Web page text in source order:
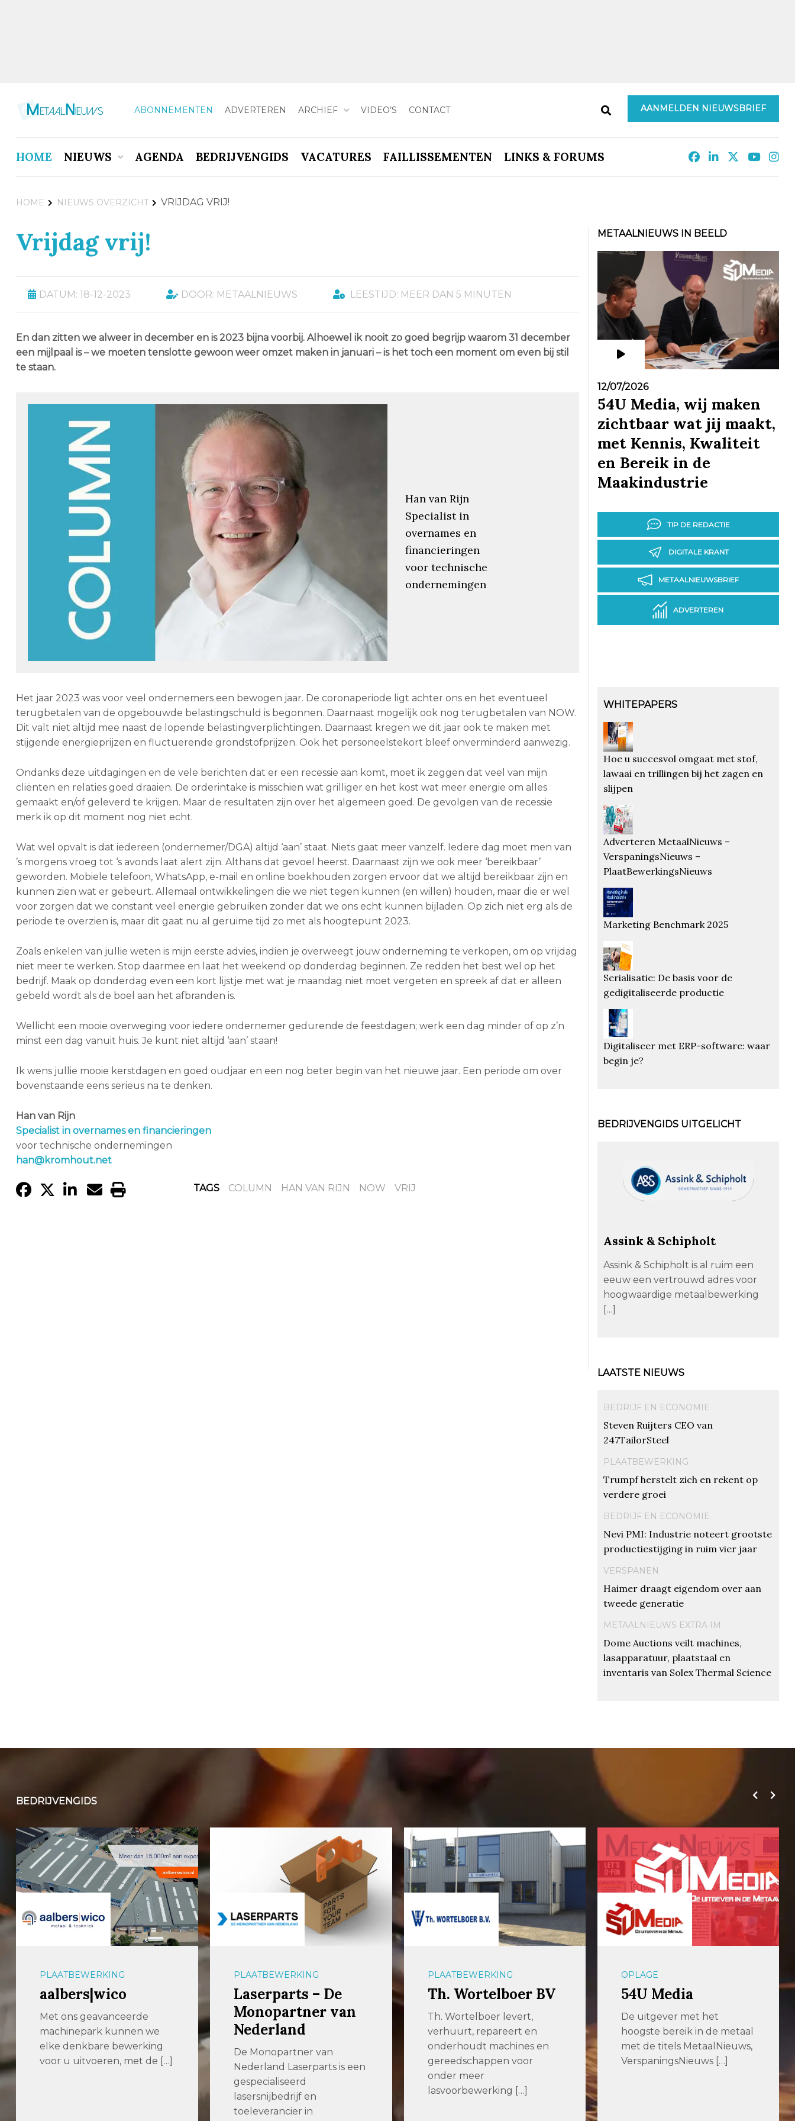
ABONNEMENTEN ADVERTEREN ARCHIEF VIDEO’S CONTACT AANMELDEN NIEUWSBRIEF
HOME NIEUWS AGENDA BEDRIJVENGIDS VACATURES FAILLISSEMENTEN LINKS & FORUMS
HOME NIEUWS OVERZICHT VRIJDAG VRIJ!
Vrijdag vrij!
DATUM: 18-12-2023 DOOR: METAALNIEUWS LEESTIJD: MEER DAN 5 MINUTEN
En dan zitten we alweer in december en is 2023 bijna voorbij. Alhoewel ik nooit zo goed begrijp waarom 31 december
een mijlpaal is – we moeten tenslotte gewoon weer omzet maken in januari – is het toch een moment om even bij stil
te staan.
Han van Rijn
Specialist in
overnames en
financieringen
voor technische
ondernemingen
Het jaar 2023 was voor veel ondernemers een bewogen jaar. De coronaperiode ligt achter ons en het eventueel
terugbetalen van de opgebouwde belastingschuld is begonnen. Daarnaast mogelijk ook nog terugbetalen van NOW.
Dit valt niet altijd mee naast de lopende belastingverplichtingen. Daarnaast kregen we dit jaar ook te maken met
stijgende energieprijzen en fluctuerende grondstofprijzen. Ook het personeelstekort bleef onverminderd aanwezig.
Ondanks deze uitdagingen en de vele berichten dat er een recessie aan komt, moet ik zeggen dat veel van mijn
cliënten en relaties goed draaien. De orderintake is misschien wat grilliger en het kost wat meer energie om alles
gemaakt en/of geleverd te krijgen. Maar de resultaten zijn over het algemeen goed. De gevolgen van de recessie
merk ik op dit moment nog niet echt.
Wat wel opvalt is dat iedereen (ondernemer/DGA) altijd ‘aan’ staat. Niets gaat meer vanzelf. Iedere dag moet men van
’s morgens vroeg tot ‘s avonds laat alert zijn. Althans dat gevoel heerst. Daarnaast zijn we ook meer ‘bereikbaar’
geworden. Mobiele telefoon, WhatsApp, e-mail en online boekhouden zorgen ervoor dat we altijd bereikbaar zijn en
kunnen zien wat er gebeurt. Allemaal ontwikkelingen die we niet tegen kunnen (en willen) houden, maar die er wel
voor zorgen dat we constant veel energie gebruiken zonder dat we ons echt kunnen bijladen. Op zich niet erg als de
periode te overzien is, maar dit gaat nu al geruime tijd zo met als hoogtepunt 2023.
Zoals enkelen van jullie weten is mijn eerste advies, indien je overweegt jouw onderneming te verkopen, om op vrijdag
niet meer te werken. Stop daarmee en laat het weekend op donderdag beginnen. Ze redden het best wel op het
bedrijf. Maak op donderdag even een kort lijstje met wat je maandag niet moet vergeten en spreek af dat er alleen
gebeld wordt als de boel aan het afbranden is.
Wellicht een mooie overweging voor iedere ondernemer gedurende de feestdagen; werk een dag minder of op z’n
minst een dag vanuit huis. Je kunt niet altijd ‘aan’ staan!
Ik wens jullie mooie kerstdagen en goed oudjaar en een nog beter begin van het nieuwe jaar. Een periode om over
bovenstaande eens serieus na te denken.
Han van Rijn
Specialist in overnames en financieringen
voor technische ondernemingen
han@kromhout.net
TAGS COLUMN HAN VAN RIJN NOW VRIJ
METAALNIEUWS IN BEELD
12/07/2026
54U Media, wij maken
zichtbaar wat jij maakt,
met Kennis, Kwaliteit
en Bereik in de
Maakindustrie
TIP DE REDACTIE
DIGITALE KRANT
METAALNIEUWSBRIEF
ADVERTEREN
WHITEPAPERS
Hoe u succesvol omgaat met stof,
lawaai en trillingen bij het zagen en
slijpen
Adverteren MetaalNieuws –
VerspaningsNieuws –
PlaatBewerkingsNieuws
Marketing Benchmark 2025
Serialisatie: De basis voor de
gedigitaliseerde productie
Digitaliseer met ERP-software: waar
begin je?
BEDRIJVENGIDS UITGELICHT
Assink & Schipholt
Assink & Schipholt is al ruim een
eeuw een vertrouwd adres voor
hoogwaardige metaalbewerking
[…]
LAATSTE NIEUWS
BEDRIJF EN ECONOMIE
Steven Ruijters CEO van
247TailorSteel
PLAATBEWERKING
Trumpf herstelt zich en rekent op
verdere groei
BEDRIJF EN ECONOMIE
Nevi PMI: Industrie noteert grootste
productiestijging in ruim vier jaar
VERSPANEN
Haimer draagt eigendom over aan
tweede generatie
METAALNIEUWS EXTRA IM
Dome Auctions veilt machines,
lasapparatuur, plaatstaal en
inventaris van Solex Thermal Science
BEDRIJVENGIDS
PLAATBEWERKING
aalbers|wico
Met ons geavanceerde
machinepark kunnen we
elke denkbare bewerking
voor u uitvoeren, met de […]
PLAATBEWERKING
Laserparts – De
Monopartner van
Nederland
De Monopartner van
Nederland Laserparts is een
gespecialiseerd
lasersnijbedrijf en
toeleverancier in
PLAATBEWERKING
Th. Wortelboer BV
Th. Wortelboer levert,
verhuurt, repareert en
onderhoudt machines en
gereedschappen voor
onder meer
lasvoorbewerking […]
OPLAGE
54U Media
De uitgever met het
hoogste bereik in de metaal
met de titels MetaalNieuws,
VerspaningsNieuws […]